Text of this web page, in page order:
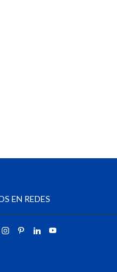
EN REDES